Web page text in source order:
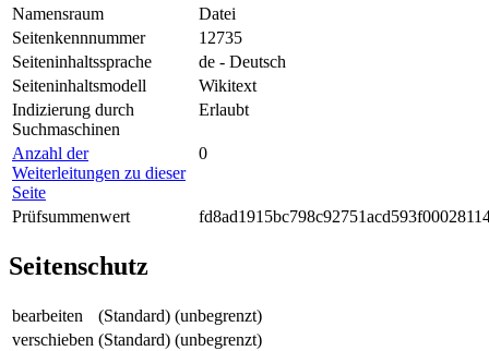
Namensraum
Datei
Seitenkennnummer
12735
Seiteninhaltssprache
de - Deutsch
Seiteninhaltsmodell
Wikitext
Indizierung durch
Suchmaschinen
Erlaubt
Anzahl der
Weiterleitungen zu dieser
Seite
0
Prüfsummenwert
Seitenschutz
bearbeiten
(Standard) (unbegrenzt)
verschieben (Standard) (unbegrenzt)